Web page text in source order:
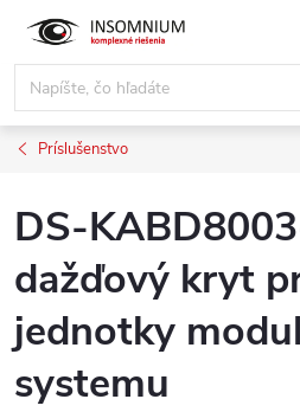
obsah
Príslušenstvo
DS-
dažďový kryt
jednotky
systemu
www.insomnium.sk - Chat